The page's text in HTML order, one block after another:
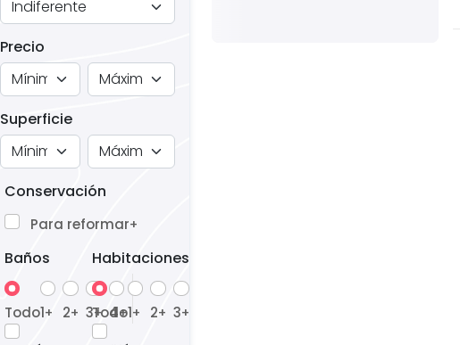
Precio
Superficie
Conservación
Para reformar+
Baños
Todo1+ 2+ 3+ 4+
Habitaciones
Todo1+ 2+ 3+